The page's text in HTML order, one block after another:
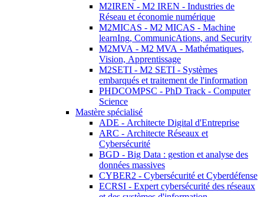
M2IREN - M2 IREN - Industries de
Réseau et économie numérique
M2MICAS - M2 MICAS - Machine
learnIng, CommunicAtions, and Security
M2MVA - M2 MVA - Mathématiques,
Vision, Apprentissage
M2SETI - M2 SETI - Systèmes
embarqués et traitement de l'information
PHDCOMPSC - PhD Track - Computer
Science
Mastère spécialisé
ADE - Architecte Digital d'Entreprise
ARC - Architecte Réseaux et
Cybersécurité
BGD - Big Data : gestion et analyse des
données massives
CYBER2 - Cybersécurité et Cyberdéfense
ECRSI - Expert cybersécurité des réseaux